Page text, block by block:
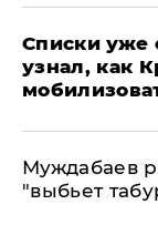
Списки уже
узнал, как
Муждабаев
"выбьет